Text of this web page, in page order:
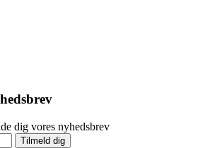
dig vores nyhedsbrev
Tilmeld dig